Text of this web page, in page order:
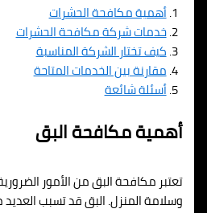
أهمية مكافحة الحشرات
خدمات شركة مكافحة الحشرات
كيف تختار الشركة المناسبة
مقارنة بين الخدمات المتاحة
أسئلة شائعة
أهمية مكافحة البق
تعتبر مكافحة البق من الأمور
وسلامة المنزل. البق قد تسبب